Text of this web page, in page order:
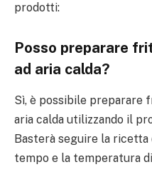
prodotti:
Posso preparare
ad aria calda?
Sì, è possibile
aria calda utilizzando il
Basterà seguire la
tempo e la temperatura